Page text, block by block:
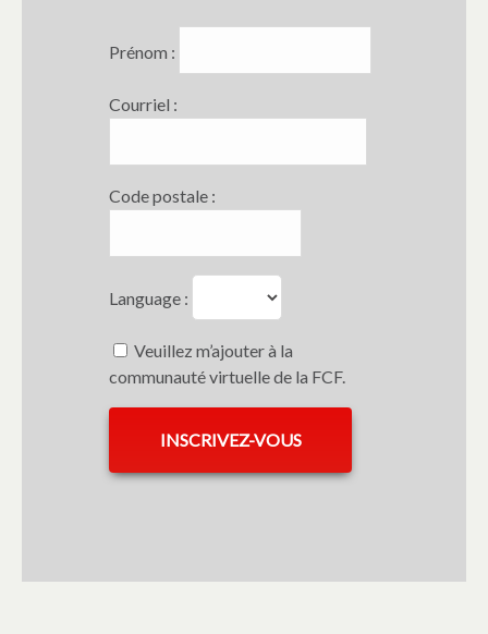
Prénom :
Courriel :
Code postale :
Language :
Veuillez m’ajouter à la
communauté virtuelle de la FCF.